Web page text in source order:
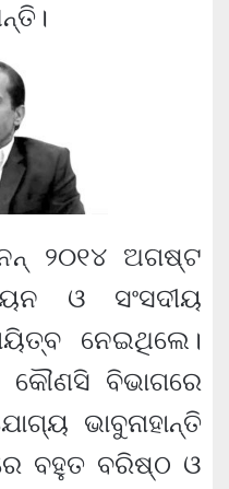
୨୦୧୪ ଅଗଷ୍ଟ
ଓ ସଂସଦୀୟ
ନେଇଥିଲେ।
କୌଣସି ବିଭାଗରେ
ଭାବୁନାହାନ୍ତି
ବହୁତ ବରିଷ୍ଠ ଓ